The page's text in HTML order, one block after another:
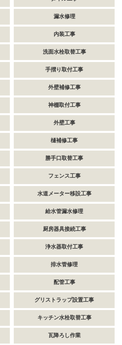
漏水修理
内装工事
洗面水栓取替工事
手摺り取付工事
外壁補修工事
神棚取付工事
外壁工事
樋補修工事
勝手口取替工事
フェンス工事
水道メーター移設工事
給水管漏水修理
厨房器具接続工事
浄水器取付工事
排水管修理
配管工事
グリストラップ設置工事
キッチン水栓取替工事
瓦降ろし作業